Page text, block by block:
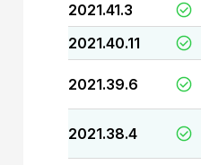
2021.41.3
2021.40.11
2021.39.6
2021.38.4